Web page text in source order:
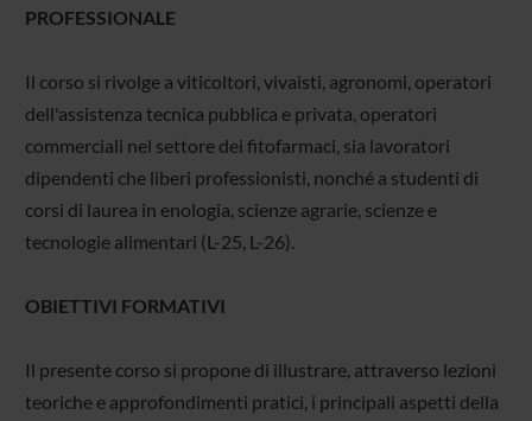
PROFESSIONALE
Il corso si rivolge a viticoltori, vivaisti, agronomi, operatori
dell'assistenza tecnica pubblica e privata, operatori
commerciali nel settore dei fitofarmaci, sia lavoratori
dipendenti che liberi professionisti, nonché a studenti di
corsi di laurea in enologia, scienze agrarie, scienze e
tecnologie alimentari (L-25, L-26).
OBIETTIVI FORMATIVI
Il presente corso si propone di illustrare, attraverso lezioni
teoriche e approfondimenti pratici, i principali aspetti della